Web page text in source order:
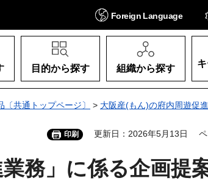
Foreign Language
目的から探す 組織から探す
共通トップページ〕 > 大阪産(もん)の府内周遊促
印刷 更新日：2026年5月13日
務」に係る企画提